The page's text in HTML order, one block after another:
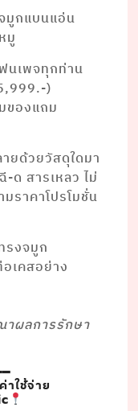
มูกแบนแอ่น
มู
นเพจทุกท่าน
)
ของแถม
ยด้วยวัสดุใดมา
ด สารเหลว ไม่
ราคาโปรโมชั่น
รงจมูก
เคสอย่าง
าผลการรักษา
ใช้จ่าย